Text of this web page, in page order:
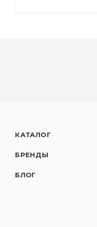
КАТАЛОГ
БРЕНДЫ
БЛОГ